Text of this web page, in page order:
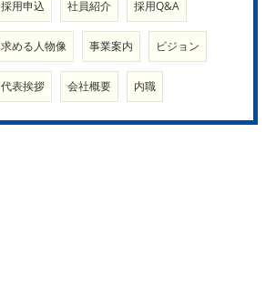
採用申込 社員紹介 採用Q&A
求める人物像 事業案内 ビジョン
代表挨拶 会社概要 内職